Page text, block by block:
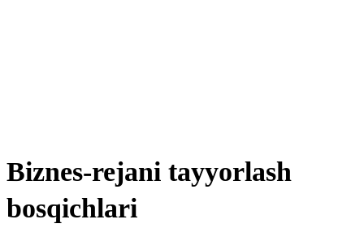
Biznes-rejani tayyorlash
bosqichlari